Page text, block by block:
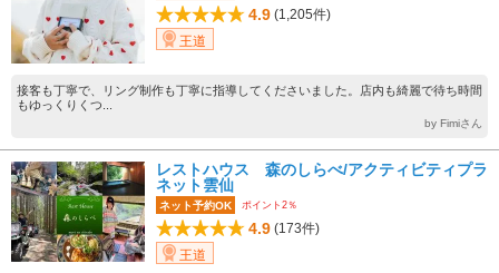
4.9 (1,205件)
王道
接客も丁寧で、リング制作も丁寧に指導してくださいました。店内も綺麗で待ち時間
もゆっくりくつ...
by Fimiさん
レストハウス 森のしらべ/アクティビティプラ
ネット雲仙
ネット予約OK ポイント2％
4.9 (173件)
王道